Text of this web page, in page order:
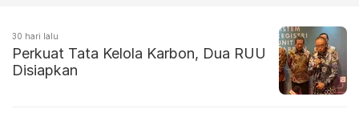
30 hari lalu
Perkuat Tata Kelola Karbon, Dua RUU
Disiapkan